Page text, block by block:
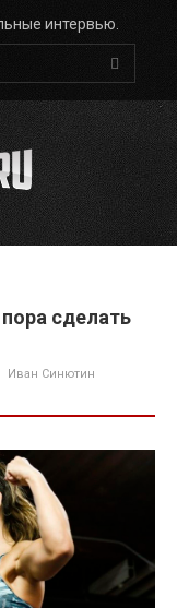
интервью.
сделать
Иван Синютин